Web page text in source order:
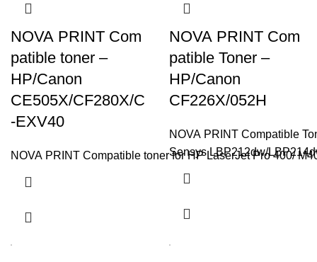
NOVA PRINT Com
patible toner –
HP/Canon
CE505X/CF280X/C
-EXV40
NOVA PRINT Compatible toner for HP LaserJet Pro 400/
NOVA PRINT Com
patible Toner –
HP/Canon
CF226X/052H
NOVA PRINT Compatible
Sensys LBP212dw/